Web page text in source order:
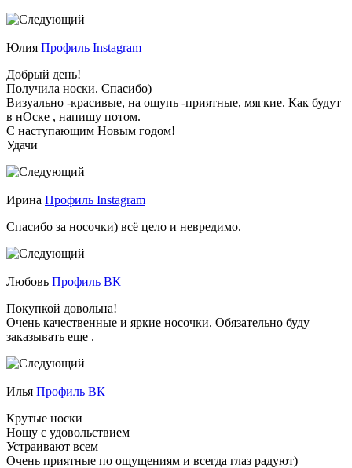
Юлия Профиль Instagram
Добрый день!
Получила носки. Спасибо)
Визуально -красивые, на ощупь -приятные, мягкие. Как будут
в нОске , напишу потом.
С наступающим Новым годом!
Удачи
Ирина Профиль Instagram
Спасибо за носочки) всё цело и невредимо.
Любовь Профиль ВК
Покупкой довольна!
Очень качественные и яркие носочки. Обязательно буду
заказывать еще .
Илья Профиль ВК
Крутые носки
Ношу с удовольствием
Устраивают всем
Очень приятные по ощущениям и всегда глаз радуют)